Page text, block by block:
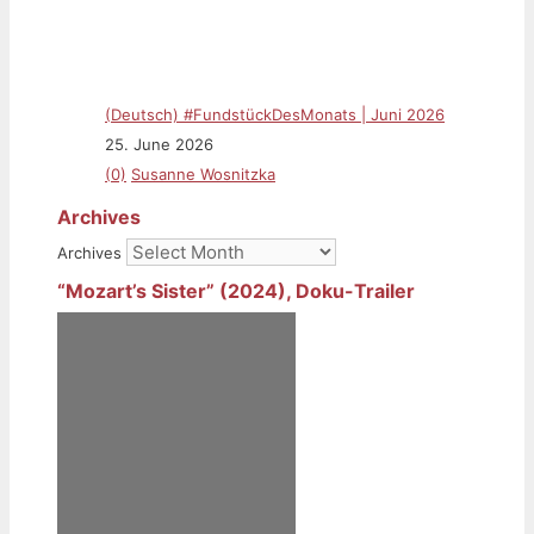
(Deutsch) #FundstückDesMonats | Juni 2026
25. June 2026
(0) Susanne Wosnitzka
Archives
Archives
“Mozart’s Sister” (2024), Doku-Trailer